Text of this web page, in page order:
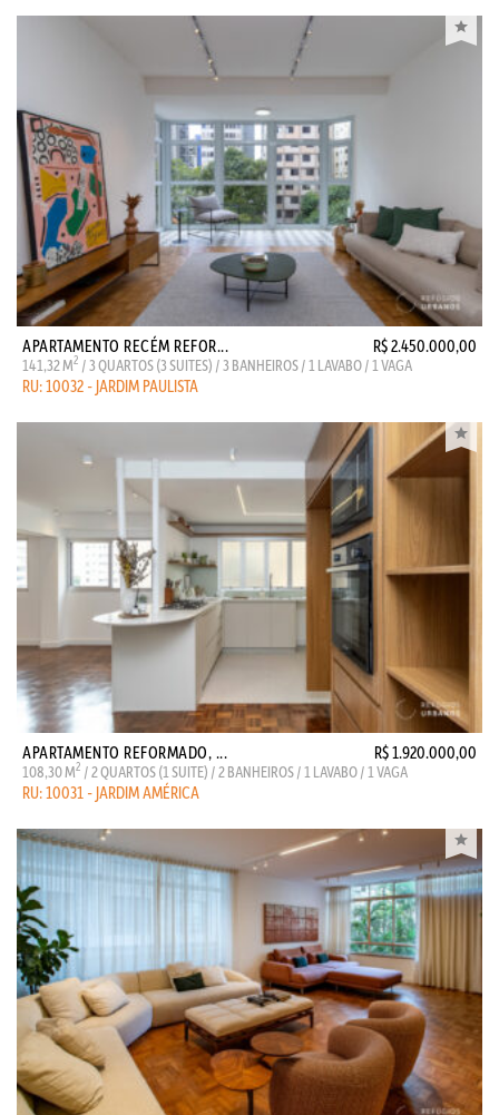
APARTAMENTO RECÉM REFOR... R$ 2.450.000,00
141,32 M2 / 3 QUARTOS (3 SUITES) / 3 BANHEIROS / 1 LAVABO / 1 VAGA
RU: 10032 - JARDIM PAULISTA
APARTAMENTO REFORMADO, ... R$ 1.920.000,00
108,30 M2 / 2 QUARTOS (1 SUITE) / 2 BANHEIROS / 1 LAVABO / 1 VAGA
RU: 10031 - JARDIM AMÉRICA